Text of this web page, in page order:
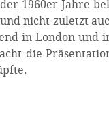
1960er Jahre
nicht zuletzt
in London und
die